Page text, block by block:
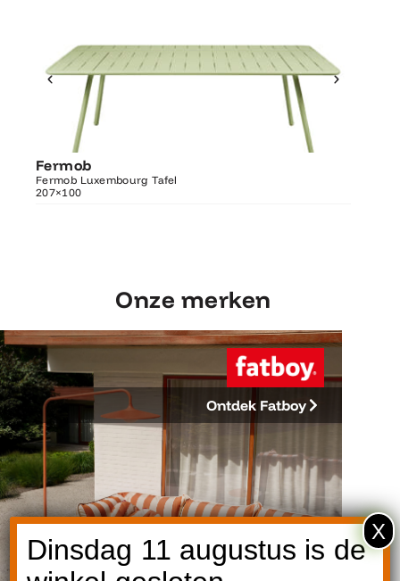
Fermob
Fermob Luxembourg Tafel
207×100
207×100
Onze merken
Ontdek Fatboy
Dinsdag 11 augustus is de
X